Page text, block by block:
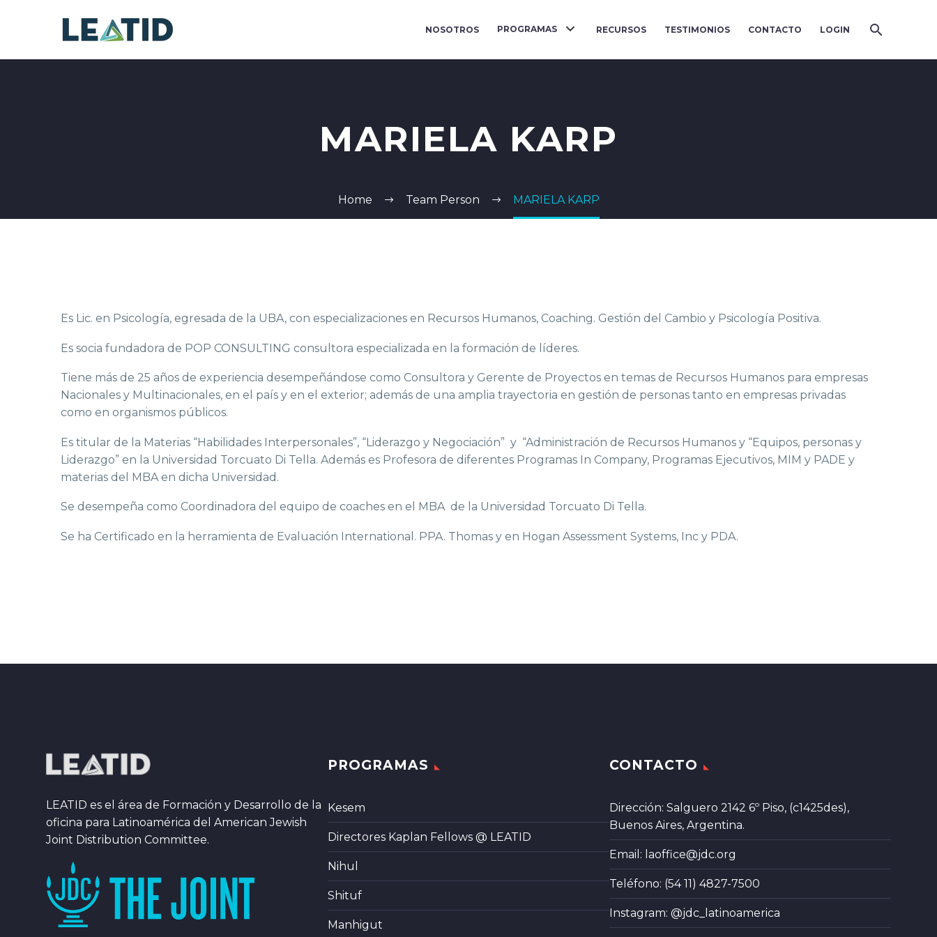
NOSOTROS PROGRAMAS RECURSOS TESTIMONIOS CONTACTO LOGIN
MARIELA KARP
Home Team Person MARIELA KARP
Es Lic. en Psicología, egresada de la UBA, con especializaciones en Recursos Humanos, Coaching. Gestión del Cambio y Psicología Positiva.
Es socia fundadora de POP CONSULTING consultora especializada en la formación de líderes.
Tiene más de 25 años de experiencia desempeñándose como Consultora y Gerente de Proyectos en temas de Recursos Humanos para empresas
Nacionales y Multinacionales, en el país y en el exterior; además de una amplia trayectoria en gestión de personas tanto en empresas privadas
como en organismos públicos.
Es titular de la Materias “Habilidades Interpersonales”, “Liderazgo y Negociación” y “Administración de Recursos Humanos y “Equipos, personas y
Liderazgo” en la Universidad Torcuato Di Tella. Además es Profesora de diferentes Programas In Company, Programas Ejecutivos, MIM y PADE y
materias del MBA en dicha Universidad.
Se desempeña como Coordinadora del equipo de coaches en el MBA de la Universidad Torcuato Di Tella.
Se ha Certificado en la herramienta de Evaluación International. PPA. Thomas y en Hogan Assessment Systems, Inc y PDA.
LEATID es el área de Formación y Desarrollo de la
oficina para Latinoamérica del American Jewish
Joint Distribution Committee.
PROGRAMAS
Kesem
Directores Kaplan Fellows @ LEATID
Nihul
Shituf
Manhigut
CONTACTO
Dirección: Salguero 2142 6º Piso, (c1425des),
Buenos Aires, Argentina.
Email: laoffice@jdc.org
Teléfono: (54 11) 4827-7500
Instagram: @jdc_latinoamerica